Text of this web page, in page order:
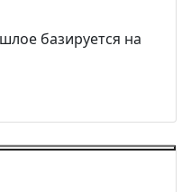
базируется на